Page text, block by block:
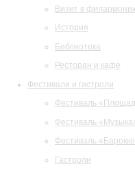
Визит в
История
Библиотека
Ресторан и кафе
Фестивали и гастроли
Фестиваль
Фестиваль
Фестиваль
Гастроли